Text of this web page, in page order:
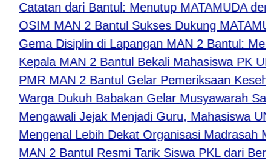
dari Bantul: Menutup MATAMUDA
MAN 2 Bantul Sukses Dukung MATAMUDA
Disiplin di Lapangan MAN 2 Bantul:
MAN 2 Bantul Bekali Mahasiswa PK UNY:
MAN 2 Bantul Gelar Pemeriksaan
Dukuh Babakan Gelar Musyawarah
Jejak Menjadi Guru, Mahasiswa UNY
Lebih Dekat Organisasi Madrasah
2 Bantul Resmi Tarik Siswa PKL dari